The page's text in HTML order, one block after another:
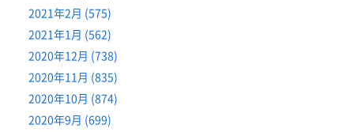
2021年2月 (575)
2021年1月 (562)
2020年12月 (738)
2020年11月 (835)
2020年10月 (874)
2020年9月 (699)